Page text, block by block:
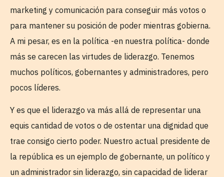
marketing y comunicación para conseguir más votos o
para mantener su posición de poder mientras gobierna.
A mi pesar, es en la política -en nuestra política- donde
más se carecen las virtudes de liderazgo. Tenemos
muchos políticos, gobernantes y administradores, pero
pocos líderes.
Y es que el liderazgo va más allá de representar una
equis cantidad de votos o de ostentar una dignidad que
trae consigo cierto poder. Nuestro actual presidente de
la república es un ejemplo de gobernante, un político y
un administrador sin liderazgo, sin capacidad de liderar